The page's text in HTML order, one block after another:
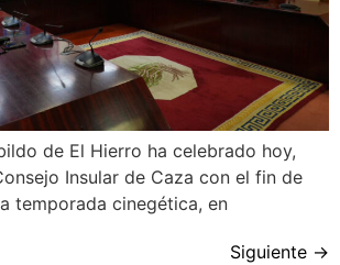
de El Hierro ha celebrado hoy,
Insular de Caza con el fin de
temporada cinegética, en
Siguiente →